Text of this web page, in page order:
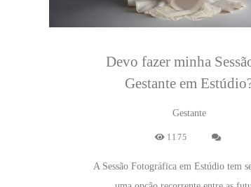
Devo fazer minha
Gestante em
Gestante
1175
A Sessão Fotográfica em Estúdio tem